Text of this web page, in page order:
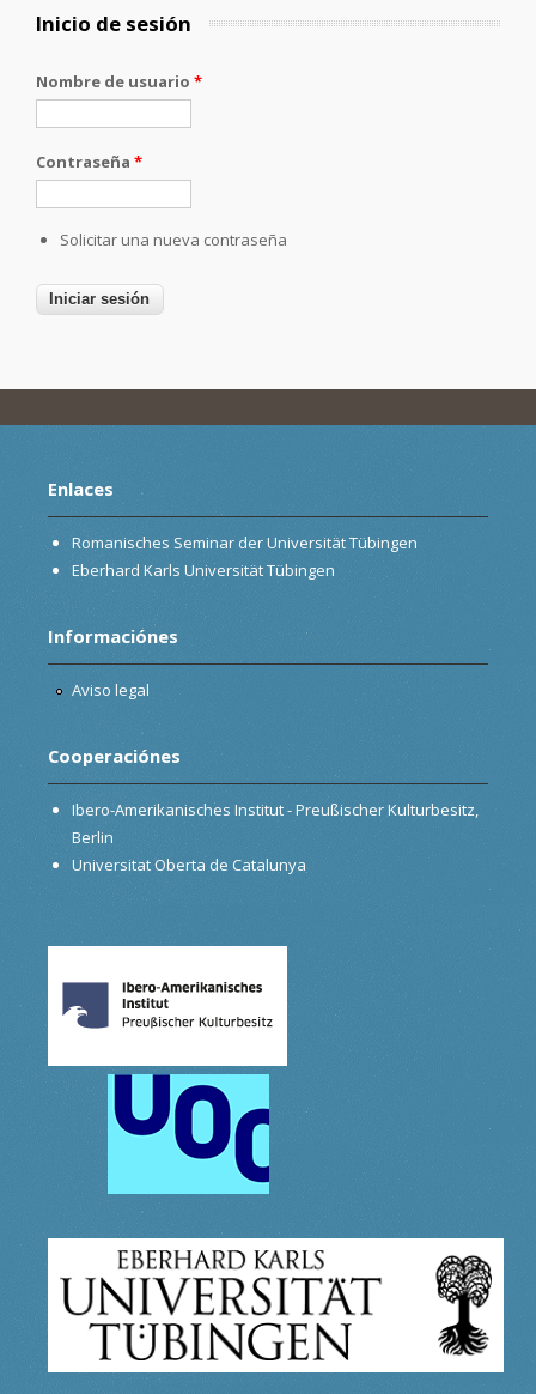
Inicio de sesión
Nombre de usuario *
Contraseña *
Solicitar una nueva contraseña
Enlaces
Romanisches Seminar der Universität Tübingen
Eberhard Karls Universität Tübingen
Informaciónes
Aviso legal
Cooperaciónes
Ibero-Amerikanisches Institut - Preußischer Kulturbesitz,
Berlin
Universitat Oberta de Catalunya